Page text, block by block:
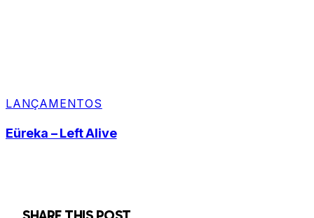
LANÇAMENTOS
Eüreka – Left Alive